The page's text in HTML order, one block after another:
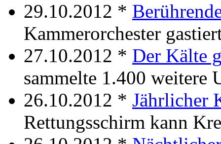
29.10.2012 *
Kammerorchester
27.10.2012 * Der Kälte
sammelte 1.400 weitere
26.10.2012 * Jährlicher
Rettungsschirm kann